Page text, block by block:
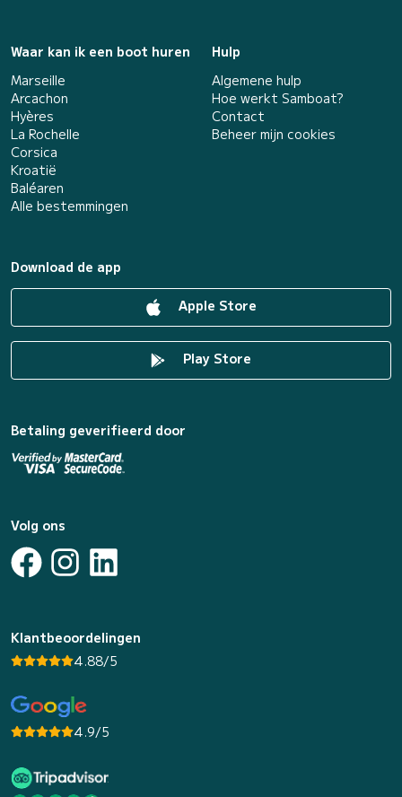
Waar kan ik een boot huren
Marseille
Arcachon
Hyères
La Rochelle
Corsica
Kroatië
Baléaren
Alle bestemmingen
Hulp
Algemene hulp
Hoe werkt Samboat?
Contact
Beheer mijn cookies
Download de app
Apple Store
Play Store
Betaling geverifieerd door
Volg ons
Klantbeoordelingen
4.88/5
4.9/5